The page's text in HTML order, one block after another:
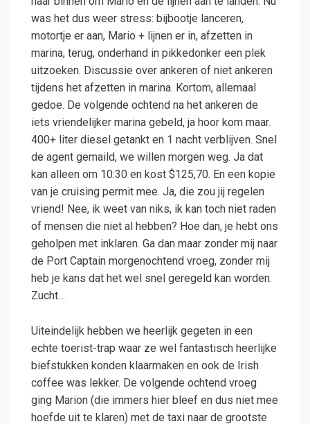
was het dus weer stress: bijbootje lanceren,
motortje er aan, Mario + lijnen er in, afzetten in
marina, terug, onderhand in pikkedonker een plek
uitzoeken. Discussie over ankeren of niet ankeren
tijdens het afzetten in marina. Kortom, allemaal
gedoe. De volgende ochtend na het ankeren de
iets vriendelijker marina gebeld, ja hoor kom maar.
400+ liter diesel getankt en 1 nacht verblijven. Snel
de agent gemaild, we willen morgen weg. Ja dat
kan alleen om 10:30 en kost $125,70. En een kopie
van je cruising permit mee. Ja, die zou jij regelen
vriend! Nee, ik weet van niks, ik kan toch niet raden
of mensen die niet al hebben? Hoe dan, je hebt ons
geholpen met inklaren. Ga dan maar zonder mij naar
de Port Captain morgenochtend vroeg, zonder mij
heb je kans dat het wel snel geregeld kan worden.
Zucht…
Uiteindelijk hebben we heerlijk gegeten in een
echte toerist-trap waar ze wel fantastisch heerlijke
biefstukken konden klaarmaken en ook de Irish
coffee was lekker. De volgende ochtend vroeg
ging Marion (die immers hier bleef en dus niet mee
hoefde uit te klaren) met de taxi naar de grootste